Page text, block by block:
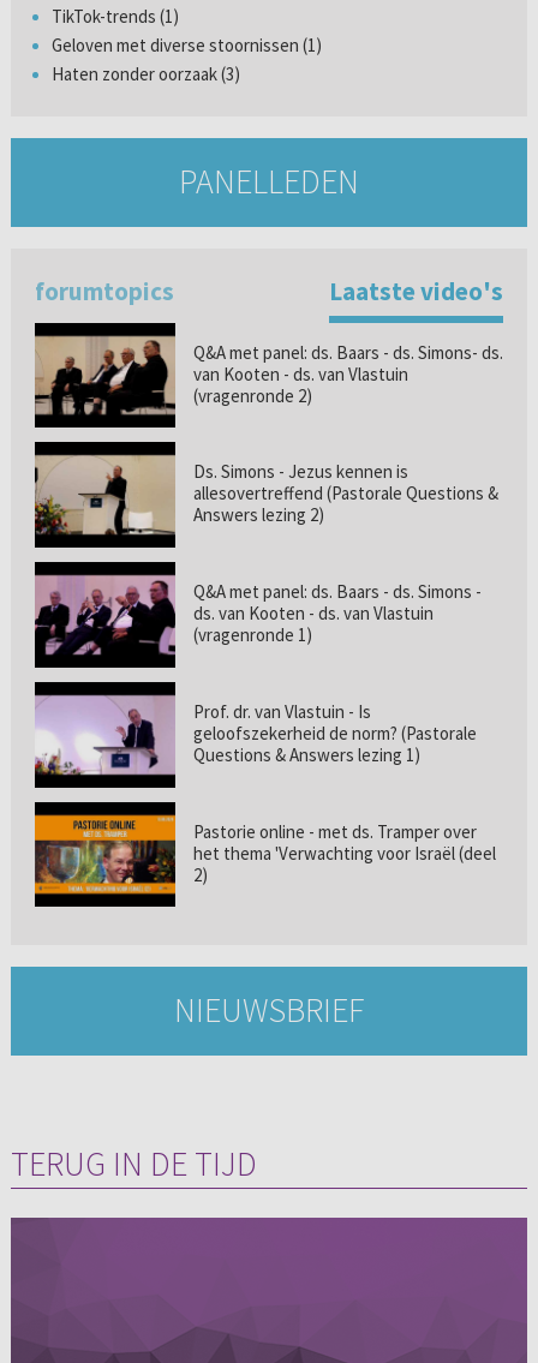
TikTok-trends (1)
Geloven met diverse stoornissen (1)
Haten zonder oorzaak (3)
PANELLEDEN
forumtopics Laatste video's
Q&A met panel: ds. Baars - ds. Simons- ds.
van Kooten - ds. van Vlastuin
(vragenronde 2)
Ds. Simons - Jezus kennen is
allesovertreffend (Pastorale Questions &
Answers lezing 2)
Q&A met panel: ds. Baars - ds. Simons -
ds. van Kooten - ds. van Vlastuin
(vragenronde 1)
Prof. dr. van Vlastuin - Is
geloofszekerheid de norm? (Pastorale
Questions & Answers lezing 1)
Pastorie online - met ds. Tramper over
het thema 'Verwachting voor Israël (deel
2)
NIEUWSBRIEF
TERUG IN DE TIJD